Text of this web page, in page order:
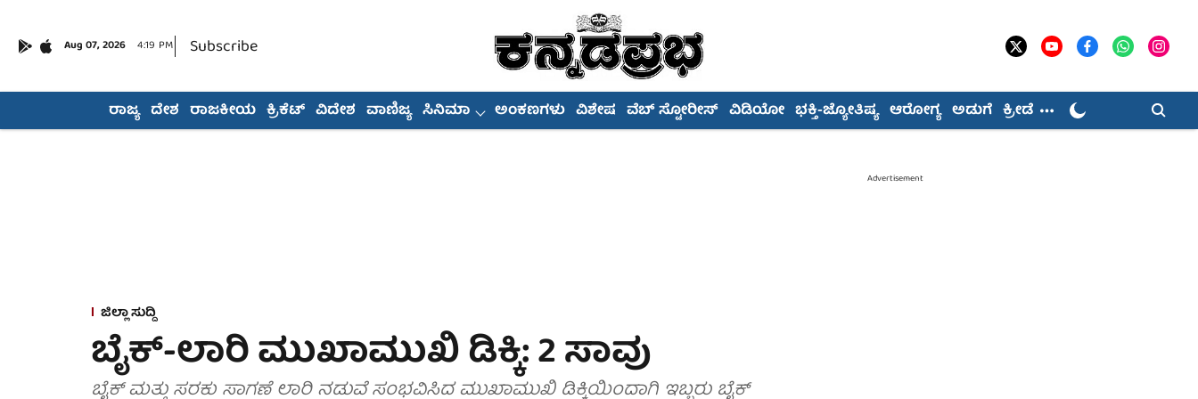
Aug 07, 2026 4:19 PM Subscribe
ರಾಜ್ಯ ದೇಶ ರಾಜಕೀಯ ಕ್ರಿಕೆಟ್ ವಿದೇಶ ವಾಣಿಜ್ಯ ಸಿನಿಮಾ ಅಂಕಣಗಳು ವಿಶೇಷ ವೆಬ್ ಸ್ಟೋರೀಸ್ ವಿಡಿಯೋ ಭಕ್ತಿ-ಜ್ಯೋತಿಷ್ಯ ಆರೋಗ್ಯ ಅಡುಗೆ ಕ್ರೀಡೆ
Advertisement
ಜಿಲ್ಲಾ ಸುದ್ದಿ
ಬೈಕ್-ಲಾರಿ ಮುಖಾಮುಖಿ ಡಿಕ್ಕಿ: 2 ಸಾವು
ಬೈಕ್ ಮತ್ತು ಸರಕು ಸಾಗಣೆ ಲಾರಿ ನಡುವೆ ಸಂಭವಿಸಿದ ಮುಖಾಮುಖಿ ಡಿಕ್ಕಿಯಿಂದಾಗಿ ಇಬ್ಬರು ಬೈಕ್